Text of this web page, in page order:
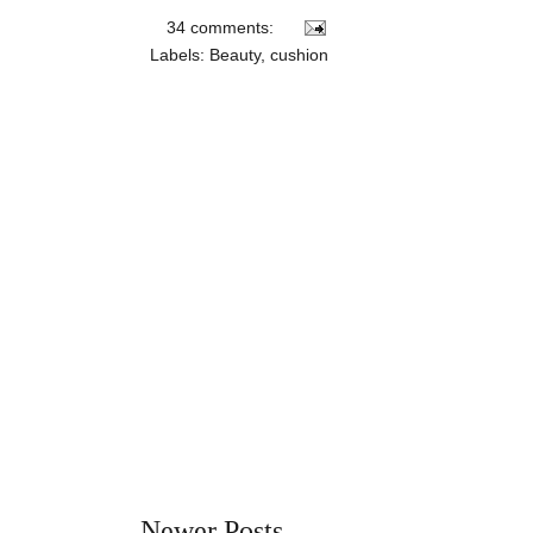
34 comments:
Labels: Beauty, cushion